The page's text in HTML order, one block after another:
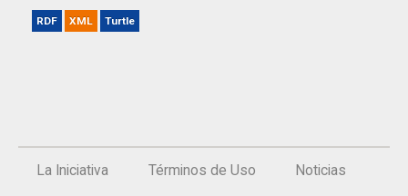
RDF XML Turtle
La Iniciativa Términos de Uso Noticias